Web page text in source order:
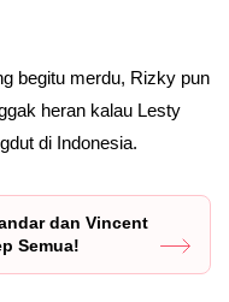
begitu merdu, Rizky pun
heran kalau Lesty
di Indonesia.
dan Vincent
Semua!